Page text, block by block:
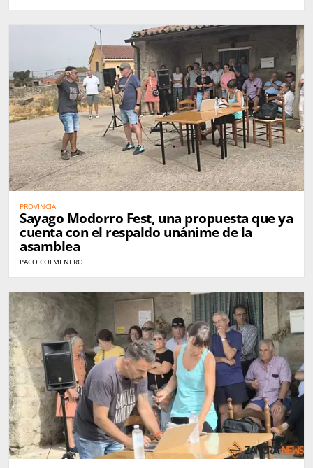
PROVINCIA
Sayago Modorro Fest, una propuesta que ya
cuenta con el respaldo unánime de la
asamblea
PACO COLMENERO